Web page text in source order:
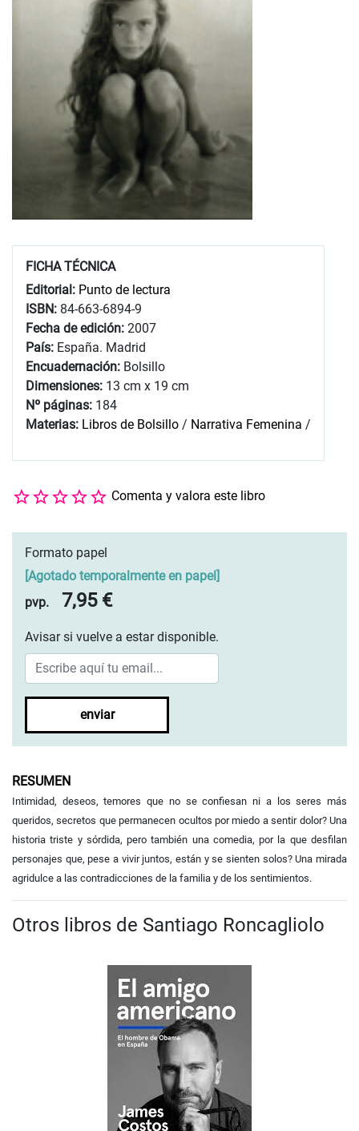
FICHA TÉCNICA
Editorial: Punto de lectura
ISBN: 84-663-6894-9
Fecha de edición: 2007
País: España. Madrid
Encuadernación: Bolsillo
Dimensiones: 13 cm x 19 cm
Nº páginas: 184
Materias: Libros de Bolsillo / Narrativa Femenina /
Comenta y valora este libro
Formato papel
[Agotado temporalmente en papel]
pvp.
7,95 €
Avisar si vuelve a estar disponible.
enviar
RESUMEN
Intimidad, deseos, temores que no se confiesan ni a los seres más
queridos, secretos que permanecen ocultos por miedo a sentir dolor? Una
historia triste y sórdida, pero también una comedia, por la que desfilan
personajes que, pese a vivir juntos, están y se sienten solos? Una mirada
agridulce a las contradicciones de la familia y de los sentimientos.
Otros libros de Santiago Roncagliolo